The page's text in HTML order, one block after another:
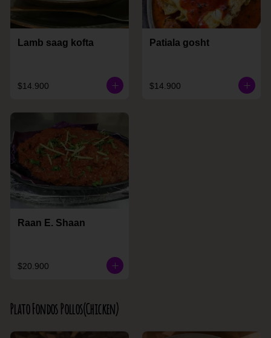
Lamb saag kofta
$14.900
Patiala gosht
$14.900
Raan E. Shaan
$20.900
Plato Fondos Pollos(Chicken)